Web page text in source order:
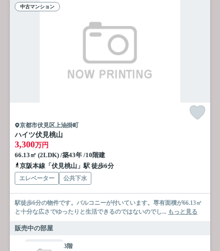
中古マンション
京都市伏見区上油掛町
ハイツ伏見桃山
3,300万円
66.13㎡ (2LDK) /築43年 /10階建
京阪本線「伏見桃山」駅 徒歩6分
エレベーター 公共下水
駅徒歩6分の物件です。バルコニーが付いています。専有面積が66.13㎡
と十分な広さでゆったりと生活できるのではないのでし... もっと見る
販売中の部屋
3階